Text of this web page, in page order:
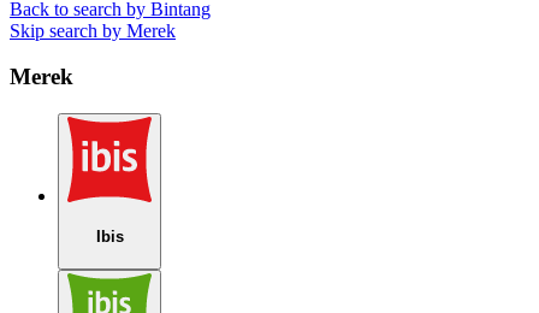
Back to search by Bintang
Skip search by Merek
Merek
Ibis